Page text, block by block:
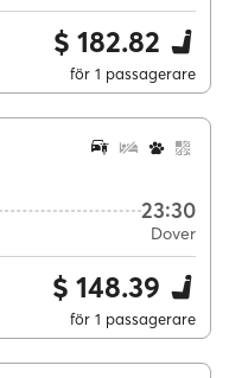
$ 182.82
för 1 passagerare
23:30
Dover
$ 148.39
för 1 passagerare